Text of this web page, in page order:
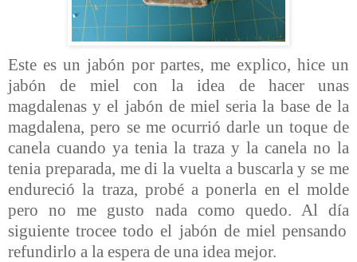
Este es un jabón por partes, me explico, hice un
jabón de miel con la idea de hacer unas
magdalenas y el jabón de miel seria la base de la
magdalena, pero se me ocurrió darle un toque de
canela cuando ya tenia la traza y la canela no la
tenia preparada, me di la vuelta a buscarla y se me
endureció la traza, probé a ponerla en el molde
pero no me gusto nada como quedo. Al día
siguiente trocee todo el jabón de miel pensando
refundirlo a la espera de una idea mejor.